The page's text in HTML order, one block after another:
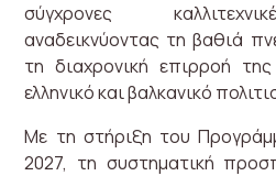
σύγχρονες
αναδεικνύοντας τη βαθιά
τη διαχρονική επιρροή
ελληνικό και βαλκανικό
Με τη στήριξη του
2027, τη συστηματική